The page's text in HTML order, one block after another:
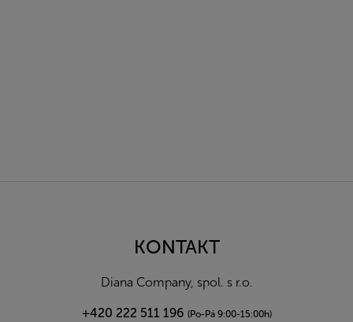
KONTAKT
Diana Company, spol. s r.o.
+420 222 511 196 (Po-Pá 9:00-15:00h)